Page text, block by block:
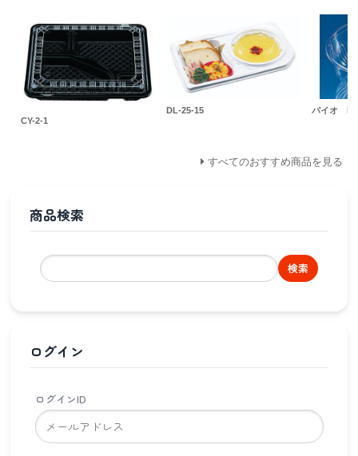
CY-2-1
DL-25-15 バイオ
すべてのおすすめ商品を見る
商品検索
検索
ログイン
ログインID